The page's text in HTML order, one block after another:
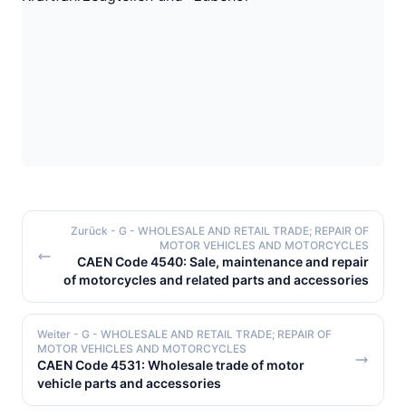
Zurück - G - WHOLESALE AND RETAIL TRADE; REPAIR OF
MOTOR VEHICLES AND MOTORCYCLES
CAEN Code 4540: Sale, maintenance and repair
of motorcycles and related parts and accessories
Weiter - G - WHOLESALE AND RETAIL TRADE; REPAIR OF
MOTOR VEHICLES AND MOTORCYCLES
CAEN Code 4531: Wholesale trade of motor
vehicle parts and accessories